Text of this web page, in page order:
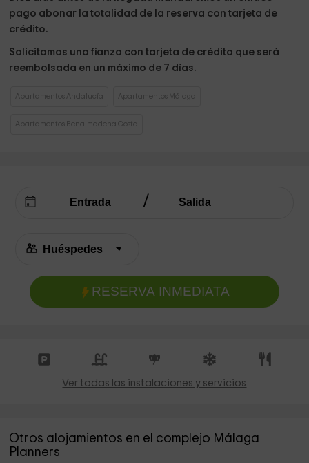
pago abonar la totalidad de la reserva con tarjeta de
crédito.
Solicitamos una fianza con tarjeta de crédito que será
reembolsada en un máximo de 7 días.
Apartamentos Andalucía Apartamentos Málaga
Apartamentos Benalmadena Costa
RESERVA INMEDIATA
Ver todas las instalaciones y servicios
Otros alojamientos en el complejo Málaga
Planners